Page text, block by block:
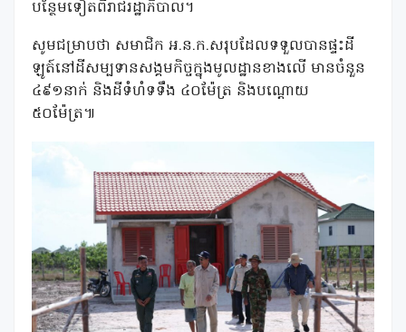
បន្ថែមទៀតពីរាជរដ្ឋាភិបាល។
សូមជម្រាបថា សមាជិក អ.ន.ក.សរុបដែលទទួលបានផ្ទះដី
ឡូត៍នៅដីសម្បទានសង្គមកិច្ចក្នុងមូលដ្ឋានខាងលើ មានចំនួន
៤៩១នាក់ និងដីទំហំទទឹង ៤០ម៉ែត្រ និងបណ្តោយ
៥០ម៉ែត្រ៕